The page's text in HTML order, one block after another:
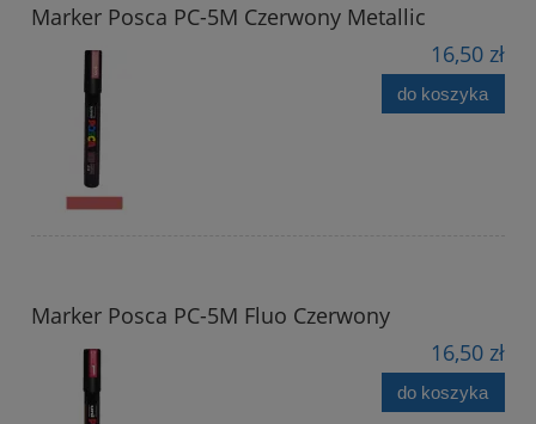
Marker Posca PC-5M Czerwony Metallic
16,50 zł
do koszyka
Marker Posca PC-5M Fluo Czerwony
16,50 zł
do koszyka